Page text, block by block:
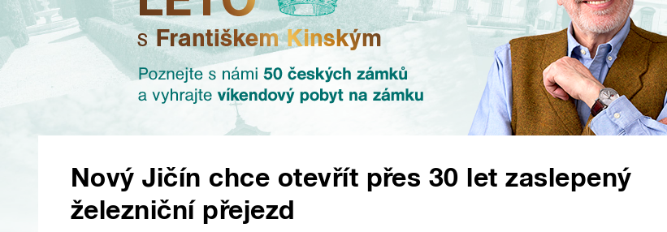
Nový Jičín chce otevřít přes 30 let zaslepený
železniční přejezd